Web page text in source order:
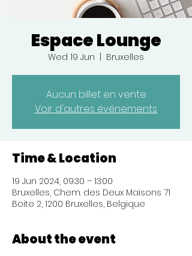
Espace Lounge
Wed 19 Jun Bruxelles
Aucun billet en vente
Voir d'autres événements
Time & Location
19 Jun 2024, 09:30 – 13:00
Bruxelles, Chem. des Deux Maisons 71
Boite 2, 1200 Bruxelles, Belgique
About the event